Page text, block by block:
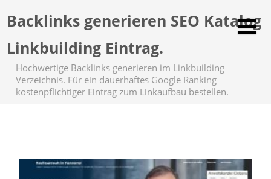
Backlinks generieren SEO Katalog
Linkbuilding Eintrag.
Hochwertige Backlinks generieren im Linkbuilding
Verzeichnis. Für ein dauerhaftes Google Ranking
kostenpflichtiger Eintrag zum Linkaufbau bestellen.